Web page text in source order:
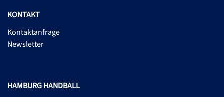
KONTAKT
Kontaktanfrage
Newsletter
HAMBURG HANDBALL